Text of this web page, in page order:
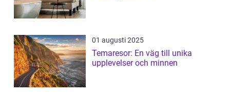
01 augusti 2025
Temaresor: En väg till unika
upplevelser och minnen